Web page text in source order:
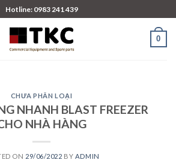
Hotline: 0983 241 439
0
CHƯA PHÂN LOẠI
NHANH BLAST FREEZER
NHÀ HÀNG
ON 29/06/2022 BY ADMIN